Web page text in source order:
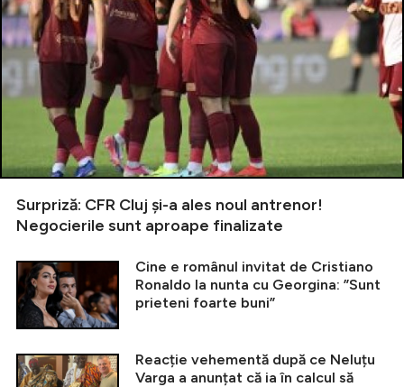
Surpriză: CFR Cluj și-a ales noul antrenor!
Negocierile sunt aproape finalizate
Cine e românul invitat de Cristiano
Ronaldo la nunta cu Georgina: ”Sunt
prieteni foarte buni”
Reacție vehementă după ce Neluțu
Varga a anunțat că ia în calcul să